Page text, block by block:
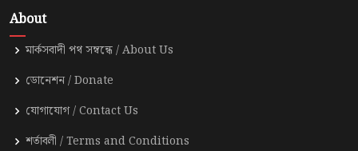
About
মার্কসবাদী পথ সম্বন্ধে / About Us
ডোনেশন / Donate
যোগাযোগ / Contact Us
শর্তাবলী / Terms and Conditions